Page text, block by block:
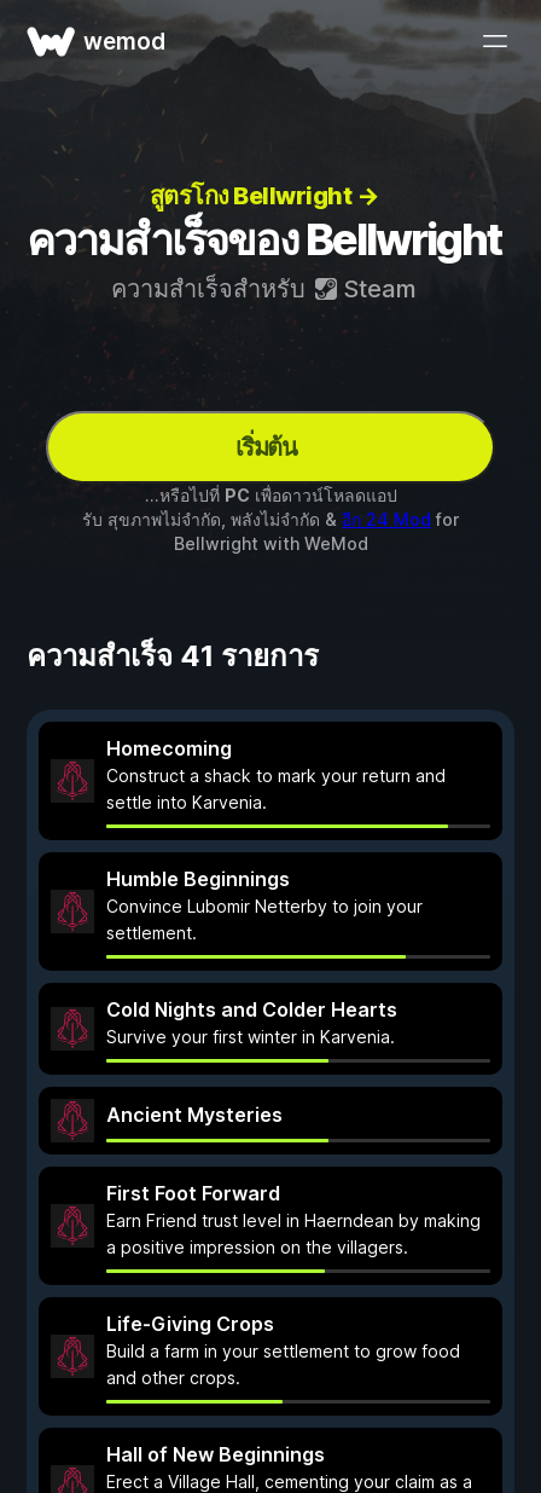
wemod
สูตรโกง Bellwright →
ความสำเร็จของ Bellwright
ความสำเร็จสำหรับ Steam
เริ่มต้น
...หรือไปที่ PC เพื่อดาวน์โหลดแอป
รับ สุขภาพไม่จำกัด, พลังไม่จำกัด & อีก 24 Mod for
Bellwright with WeMod
ความสำเร็จ 41 รายการ
Homecoming
Construct a shack to mark your return and
settle into Karvenia.
Humble Beginnings
Convince Lubomir Netterby to join your
settlement.
Cold Nights and Colder Hearts
Survive your first winter in Karvenia.
Ancient Mysteries
First Foot Forward
Earn Friend trust level in Haerndean by making
a positive impression on the villagers.
Life-Giving Crops
Build a farm in your settlement to grow food
and other crops.
Hall of New Beginnings
Erect a Village Hall, cementing your claim as a